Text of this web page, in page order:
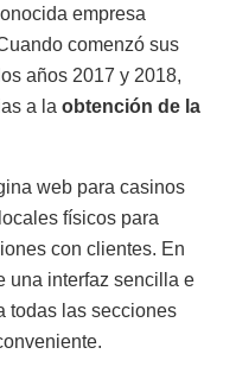
empresa
comenzó sus
años 2017 y 2018,
a la obtención de la
web para casinos
físicos para
con clientes. En
una interfaz sencilla e
todas las secciones